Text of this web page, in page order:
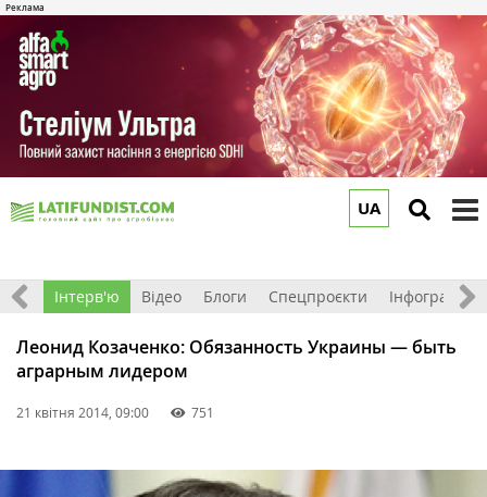
UA
Інтерв'ю Відео Блоги Спецпроєкти Інфографіка
Леонид Козаченко: Обязанность Украины — быть
аграрным лидером
21 квітня 2014, 09:00 751